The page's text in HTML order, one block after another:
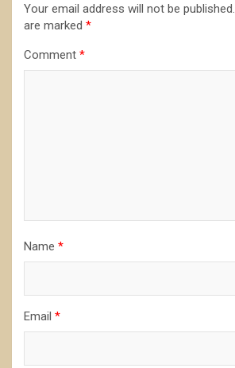
Your email address will not be published.
are marked *
Comment *
Name *
Email *